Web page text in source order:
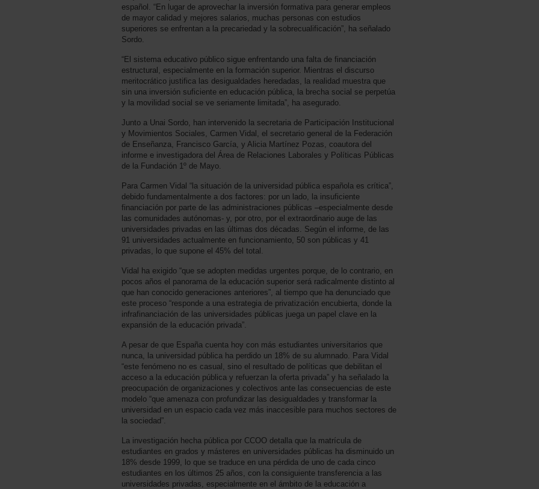
español. “En lugar de aprovechar la inversión formativa para generar empleos
de mayor calidad y mejores salarios, muchas personas con estudios
superiores se enfrentan a la precariedad y la sobrecualificación”, ha señalado
Sordo.
“El sistema educativo público sigue enfrentando una falta de financiación
estructural, especialmente en la formación superior. Mientras el discurso
meritocrático justifica las desigualdades heredadas, la realidad muestra que
sin una inversión suficiente en educación pública, la brecha social se perpetúa
y la movilidad social se ve seriamente limitada”, ha asegurado.
Junto a Unai Sordo, han intervenido la secretaria de Participación Institucional
y Movimientos Sociales, Carmen Vidal, el secretario general de la Federación
de Enseñanza, Francisco García, y Alicia Martínez Pozas, coautora del
informe e investigadora del Área de Relaciones Laborales y Políticas Públicas
de la Fundación 1º de Mayo.
Para Carmen Vidal “la situación de la universidad pública española es crítica”,
debido fundamentalmente a dos factores: por un lado, la insuficiente
financiación por parte de las administraciones públicas –especialmente desde
las comunidades autónomas- y, por otro, por el extraordinario auge de las
universidades privadas en las últimas dos décadas. Según el informe, de las
91 universidades actualmente en funcionamiento, 50 son públicas y 41
privadas, lo que supone el 45% del total.
Vidal ha exigido “que se adopten medidas urgentes porque, de lo contrario, en
pocos años el panorama de la educación superior será radicalmente distinto al
que han conocido generaciones anteriores”, al tiempo que ha denunciado que
este proceso “responde a una estrategia de privatización encubierta, donde la
infrafinanciación de las universidades públicas juega un papel clave en la
expansión de la educación privada”.
A pesar de que España cuenta hoy con más estudiantes universitarios que
nunca, la universidad pública ha perdido un 18% de su alumnado. Para Vidal
“este fenómeno no es casual, sino el resultado de políticas que debilitan el
acceso a la educación pública y refuerzan la oferta privada” y ha señalado la
preocupación de organizaciones y colectivos ante las consecuencias de este
modelo “que amenaza con profundizar las desigualdades y transformar la
universidad en un espacio cada vez más inaccesible para muchos sectores de
la sociedad”.
La investigación hecha pública por CCOO detalla que la matrícula de
estudiantes en grados y másteres en universidades públicas ha disminuido un
18% desde 1999, lo que se traduce en una pérdida de uno de cada cinco
estudiantes en los últimos 25 años, con la consiguiente transferencia a las
universidades privadas, especialmente en el ámbito de la educación a